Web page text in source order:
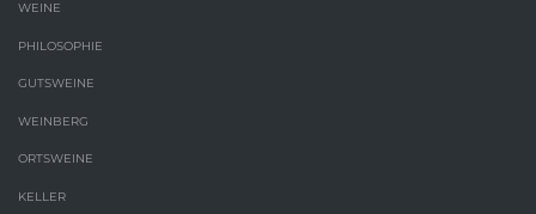
WEINE
PHILOSOPHIE
GUTSWEINE
WEINBERG
ORTSWEINE
KELLER